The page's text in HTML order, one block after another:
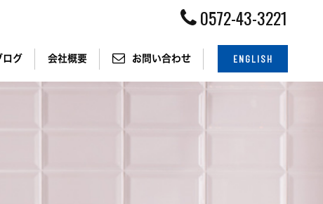
0572-43-3221
ログ 会社概要 お問い合わせ ENGLISH